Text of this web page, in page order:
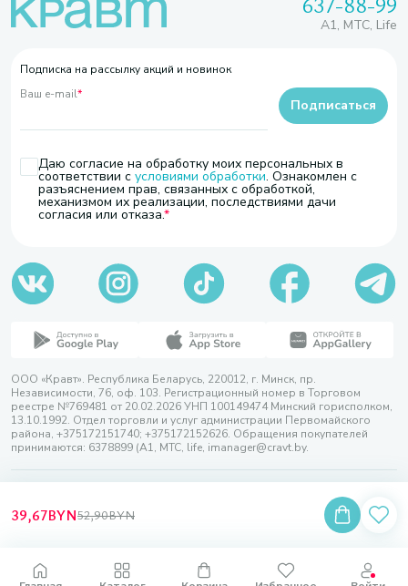
39,67BYN52,90BYN
A1, МТС, Life
Подписка на рассылку акций и новинок
Ваш e-mail*
Даю согласие на обработку моих персональных в
соответствии с условиями обработки. Ознакомлен с
разъяснением прав, связанных с обработкой,
механизмом их реализации, последствиями дачи
согласия или отказа.
Подписаться
ООО «Кравт». Республика Беларусь, 220012, г. Минск, пр.
Независимости, 76, оф. 103. Регистрационный номер в Торговом
реестре №769481 от 20.02.2026 УНП 100149474 Минский горисполком,
13.10.1992. Отдел торговли и услуг администрации Первомайского
района, +375172151740; +375172152626. Обращения покупателей
принимаются: 6378899 (А1, МТС, life, imanager@cravt.by.
Разработка сайта — SLAM
Выбор настроек Cookie